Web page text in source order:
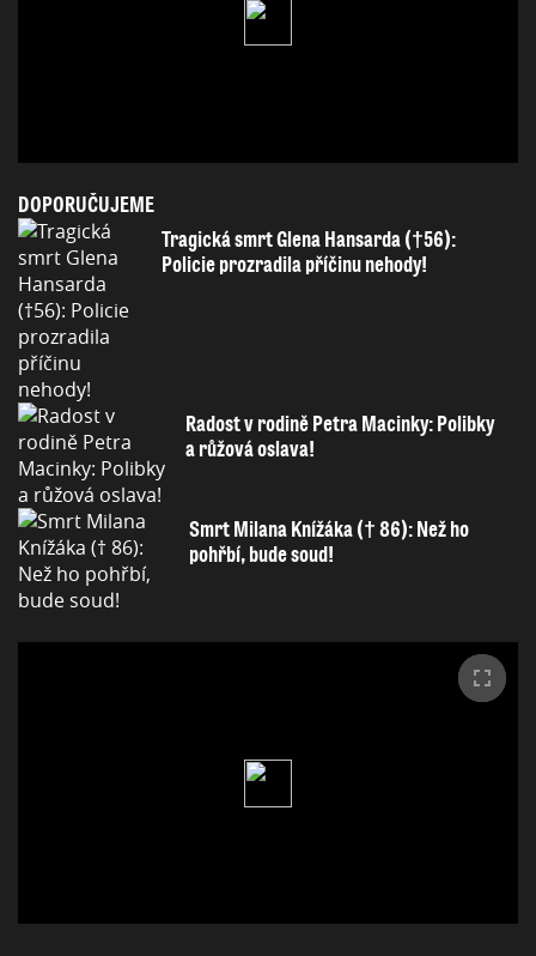
DOPORUČUJEME
Tragická smrt Glena Hansarda (†56):
Policie prozradila příčinu nehody!
Radost v rodině Petra Macinky: Polibky
a růžová oslava!
Smrt Milana Knížáka († 86): Než ho
pohřbí, bude soud!